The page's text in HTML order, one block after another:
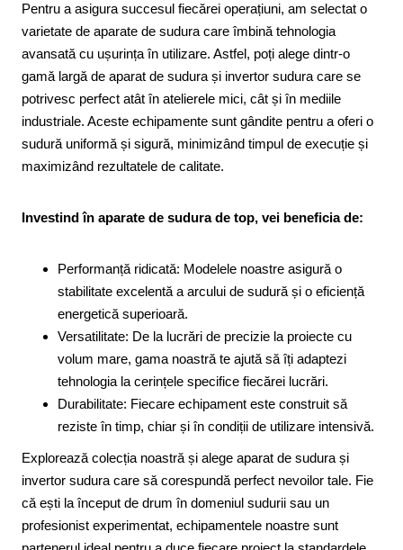
Pentru a asigura succesul fiecărei operațiuni, am selectat o
varietate de aparate de sudura care îmbină tehnologia
avansată cu ușurința în utilizare. Astfel, poți alege dintr-o
gamă largă de aparat de sudura și invertor sudura care se
potrivesc perfect atât în atelierele mici, cât și în mediile
industriale. Aceste echipamente sunt gândite pentru a oferi o
sudură uniformă și sigură, minimizând timpul de execuție și
maximizând rezultatele de calitate.
Investind în aparate de sudura de top, vei beneficia de:
Performanță ridicată: Modelele noastre asigură o
stabilitate excelentă a arcului de sudură și o eficiență
energetică superioară.
Versatilitate: De la lucrări de precizie la proiecte cu
volum mare, gama noastră te ajută să îți adaptezi
tehnologia la cerințele specifice fiecărei lucrări.
Durabilitate: Fiecare echipament este construit să
reziste în timp, chiar și în condiții de utilizare intensivă.
Explorează colecția noastră și alege aparat de sudura și
invertor sudura care să corespundă perfect nevoilor tale. Fie
că ești la început de drum în domeniul sudurii sau un
profesionist experimentat, echipamentele noastre sunt